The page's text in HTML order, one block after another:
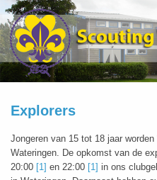
Explorers
Jongeren van 15 tot 18 jaar
Wateringen. De opkomst van de
20:00 [1] en 22:00 [1] in ons